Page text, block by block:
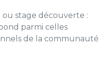
stage découverte :
parmi celles
de la communauté